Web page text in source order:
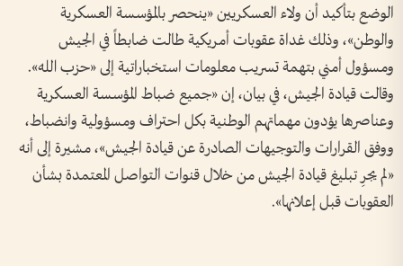
الوضع بتأكيد أن ولاء العسكريين «ينحصر بالمؤسسة العسكرية
والوطن»، وذلك غداة عقوبات أمريكية طالت ضابطاً في الجيش
ومسؤول أمني بتهمة تسريب معلومات استخباراتية إلى «حزب الله».
وقالت قيادة الجيش، في بيان، إن «جميع ضباط المؤسسة العسكرية
وعناصرها يؤدون مهماتهم الوطنية بكل احتراف ومسؤولية وانضباط،
ووفق القرارات والتوجيهات الصادرة عن قيادة الجيش»، مشيرة إلى أنه
«لم يجرِ تبليغ قيادة الجيش من خلال قنوات التواصل المعتمدة بشأن
العقوبات قبل إعلانها».